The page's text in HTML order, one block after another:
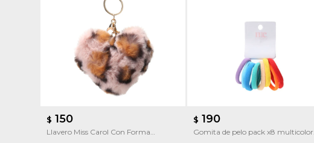
$ 150
Llavero Miss Carol Con Forma
$ 190
Gomita de pelo pack x8 multicolor